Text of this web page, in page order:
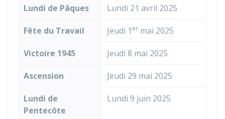
Lundi de Pâques Lundi 21 avril 2025
Fête du Travail Jeudi 1 er mai 2025
Victoire 1945 Jeudi 8 mai 2025
Ascension Jeudi 29 mai 2025
Lundi de
Pentecôte
Lundi 9 juin 2025